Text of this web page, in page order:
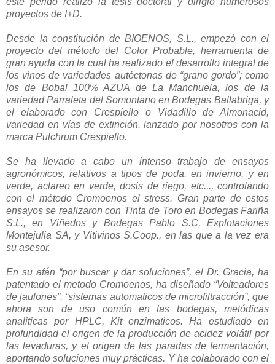
proyectos de I+D.
Desde la constitución de BIOENOS, S.L., empezó con el
proyecto del método del Color Probable, herramienta de
gran ayuda con la cual ha realizado el desarrollo integral de
los vinos de variedades autóctonas de “grano gordo”; como
los de Bobal 100% AZUA de La Manchuela, los de la
variedad Parraleta del Somontano en Bodegas Ballabriga, y
el elaborado con Crespiello o Vidadillo de Almonacid,
variedad en vías de extinción, lanzado por nosotros con la
marca Pulchrum Crespiello.
Se ha llevado a cabo un intenso trabajo de ensayos
agronómicos, relativos a tipos de poda, en invierno, y en
verde, aclareo en verde, dosis de riego, etc..., controlando
con el método Cromoenos el stress. Gran parte de estos
ensayos se realizaron con Tinta de Toro en Bodegas Fariña
S.L., en Viñedos y Bodegas Pablo S.C, Explotaciones
Montejulia SA, y Vitivinos S.Coop., en las que a la vez era
su asesor.
En su afán “por buscar y dar soluciones”, el Dr. Gracia, ha
patentado el metodo Cromoenos, ha diseñado “Volteadores
de jaulones”, “sistemas automaticos de microfiltracción”, que
ahora son de uso común en las bodegas, metódicas
analiticas por HPLC, Kit enzimaticos. Ha estudiado en
profundidad el origen de la producción de acidez volátil por
las levaduras, y el origen de las paradas de fermentación,
aportando soluciones muy prácticas. Y ha colaborado con el